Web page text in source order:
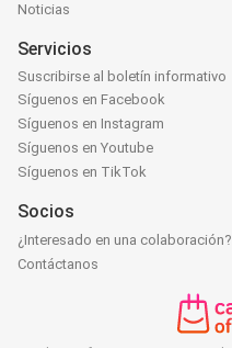
Noticias
Servicios
Suscribirse al boletín informativo
Síguenos en Facebook
Síguenos en Instagram
Síguenos en Youtube
Síguenos en TikTok
Socios
¿Interesado en una colaboración?
Contáctanos